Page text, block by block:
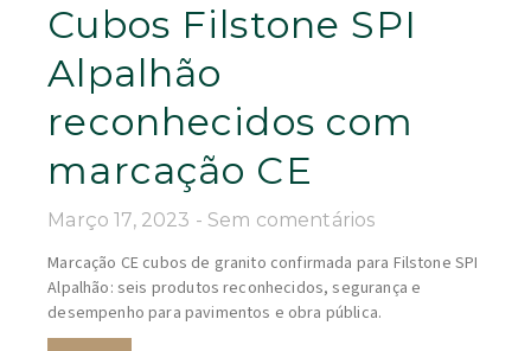
Cubos Filstone SPI
Alpalhão
reconhecidos com
marcação CE
Março 17, 2023 Sem comentários
Marcação CE cubos de granito confirmada para Filstone SPI
Alpalhão: seis produtos reconhecidos, segurança e
desempenho para pavimentos e obra pública.